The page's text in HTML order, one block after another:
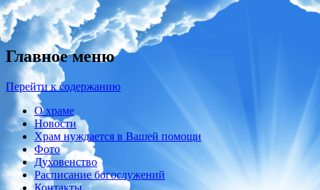
Главное меню
Перейти к содержанию
О храме
Новости
Храм нуждается в Вашей помощи
Фото
Духовенство
Расписание богослужений
Контакты